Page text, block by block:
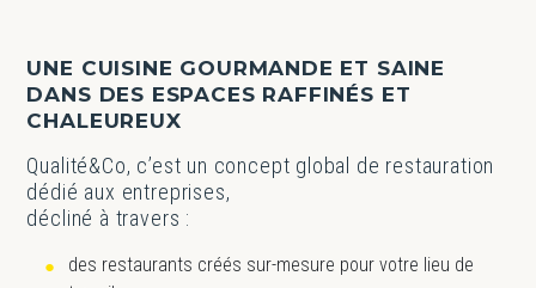
UNE CUISINE GOURMANDE ET SAINE
DANS DES ESPACES RAFFINÉS ET
CHALEUREUX
Qualité&Co, c’est un concept global de restauration
dédié aux entreprises,
décliné à travers :
des restaurants créés sur-mesure pour votre lieu de